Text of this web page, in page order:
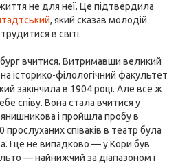
не для неї. Це підтвердила
, який сказав молодій
в світі.
вчитися. Витримавши великий
історико-філологічний факультет
закінчила в 1904 році. Але все ж
співу. Вона стала вчитися у
і пройшла пробу в
прослуханих співаків в театр була
І це не випадково — у Кори був
— найнижчий за діапазоном і